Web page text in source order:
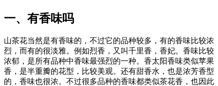
一、有香味吗
山茶花当然是有香味的，不过它的品种较多，有的香味比较浓
烈，而有的很淡雅。例如烈香，又叫千里香，香妃。香味比较
浓郁，是所有品种中香味最强烈的一种。香太阳香味类似苹果
香，是半重瓣的花型，比较美观。还有甜香水，也是浓芳香型
的，香味也很浓。不过很多品种的香味都类似茶花香，也因此